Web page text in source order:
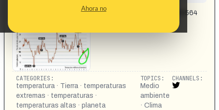
Ahora no
https://x.com/Labitajeanmich/status/2058959418335564
CATEGORIES:
temperatura · Tierra · temperaturas
extremas · temperaturas ·
temperaturas altas · planeta
TOPICS:
Medio
ambiente
· Clima
CHANNELS: